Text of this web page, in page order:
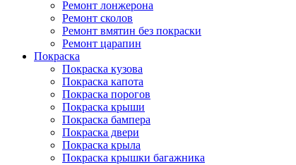
Ремонт лонжерона
Ремонт сколов
Ремонт вмятин без покраски
Ремонт царапин
Покраска
Покраска кузова
Покраска капота
Покраска порогов
Покраска крыши
Покраска бампера
Покраска двери
Покраска крыла
Покраска крышки багажника